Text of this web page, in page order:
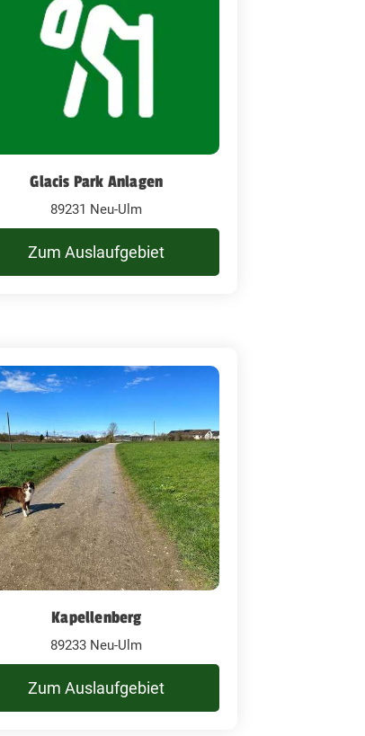
Glacis Park Anlagen
89231 Neu-Ulm
Zum Auslaufgebiet
Kapellenberg
89233 Neu-Ulm
Zum Auslaufgebiet